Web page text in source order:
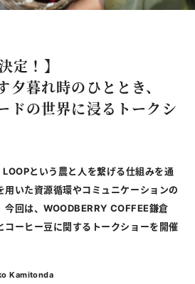
定！】
夕暮れ時のひととき、
ドの世界に浸るトークシ
という農と人を繋げる仕組みを通
用いた資源循環やコミュニケーションの
今回は、WOODBERRY COFFEE鎌倉
コーヒー豆に関するトークショーを開催
Kamitonda